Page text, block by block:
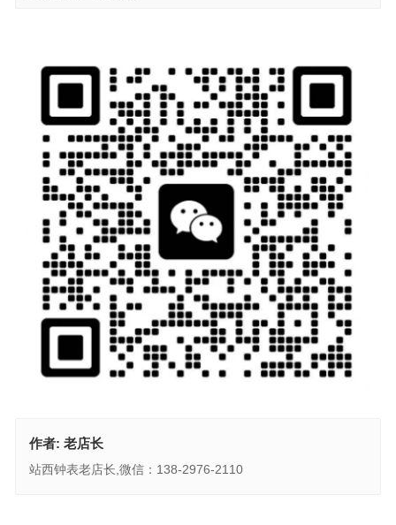
作者: 老店长
站西钟表老店长,微信：138-2976-2110